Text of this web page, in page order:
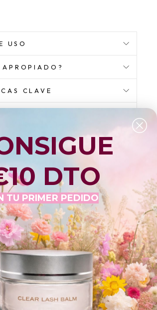
USO
CLAVE
hoy mismo! Quedan 06h 14m
10/08 y 12/08.
momento, llegará 10/08 , hasta las
Te llegará con Tarifa
Estándar
10/08 - 12/08
DTO
TU PRIMER PEDIDO